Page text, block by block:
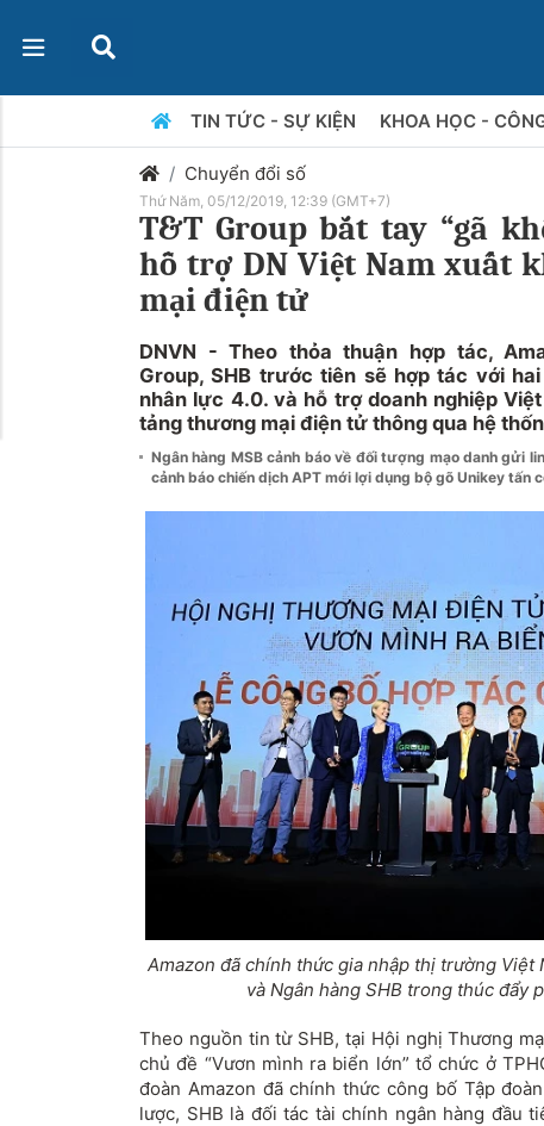
TIN TỨC - SỰ KIỆN KHOA HỌC -
Chuyển đổi số
Thứ Năm, 05/12/2019, 12:39 (GMT+7)
T&T Group bắt tay “gã
hỗ trợ DN Việt Nam xuất
mại điện tử
DNVN - Theo thỏa thuận hợp tác,
Group, SHB trước tiên sẽ hợp tác với
nhân lực 4.0. và hỗ trợ doanh nghiệp
tảng thương mại điện tử thông qua hệ
Ngân hàng MSB cảnh báo về đối tượng mạo danh gửi
cảnh báo chiến dịch APT mới lợi dụng bộ gõ Unikey tấn
Amazon đã chính thức gia nhập thị trường Việt
và Ngân hàng SHB trong thúc đẩy
Theo nguồn tin từ SHB, tại Hội nghị Thương
chủ đề “Vươn mình ra biển lớn” tổ chức ở
đoàn Amazon đã chính thức công bố Tập
lược, SHB là đối tác tài chính ngân hàng đầu